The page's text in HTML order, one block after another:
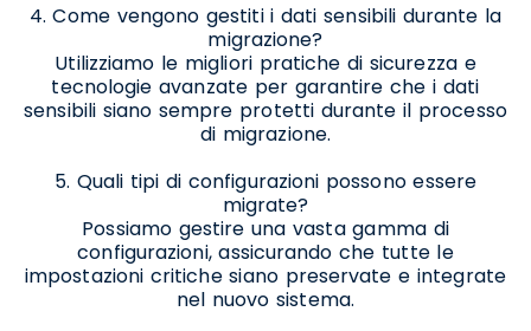
4. Come vengono gestiti i dati sensibili durante la
migrazione?
Utilizziamo le migliori pratiche di sicurezza e
tecnologie avanzate per garantire che i dati
sensibili siano sempre protetti durante il processo
di migrazione.
5. Quali tipi di configurazioni possono essere
migrate?
Possiamo gestire una vasta gamma di
configurazioni, assicurando che tutte le
impostazioni critiche siano preservate e integrate
nel nuovo sistema.